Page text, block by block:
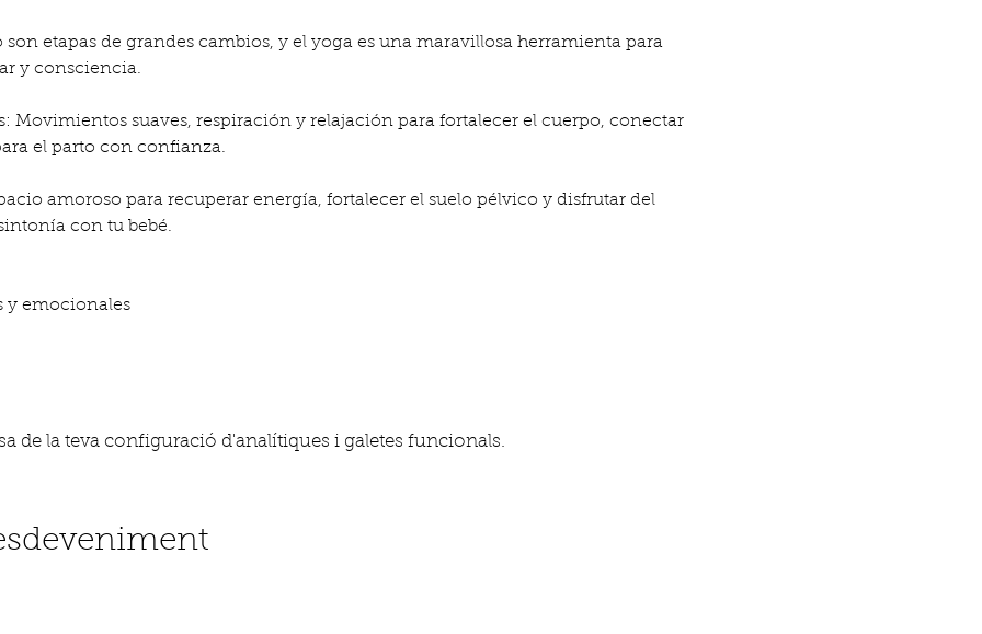
son etapas de grandes cambios, y el yoga es una maravillosa herramienta para
y consciencia.
Movimientos suaves, respiración y relajación para fortalecer el cuerpo, conectar
el parto con confianza.
amoroso para recuperar energía, fortalecer el suelo pélvico y disfrutar del
con tu bebé.
y emocionales
de la teva configuració d'analítiques i galetes funcionals.